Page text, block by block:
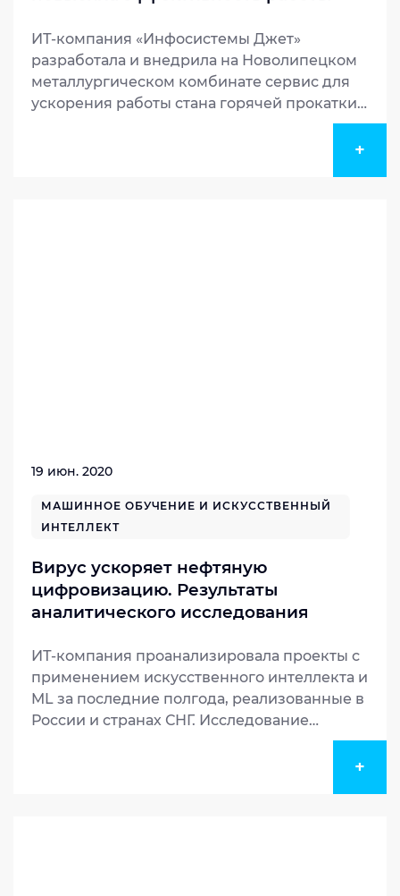
НЛМК
ИТ-компания «Инфосистемы Джет»
разработала и внедрила на Новолипецком
металлургическом комбинате сервис для
ускорения работы стана горячей прокатки.
+
19 июн. 2020
МАШИННОЕ ОБУЧЕНИЕ И ИСКУССТВЕННЫЙ
ИНТЕЛЛЕКТ
Вирус ускоряет нефтяную
цифровизацию. Результаты
аналитического исследования
ИТ-компания проанализировала проекты с
применением искусственного интеллекта и
ML за последние полгода, реализованные в
России и странах СНГ. Исследование
период пандемии (с начала марта по конец+